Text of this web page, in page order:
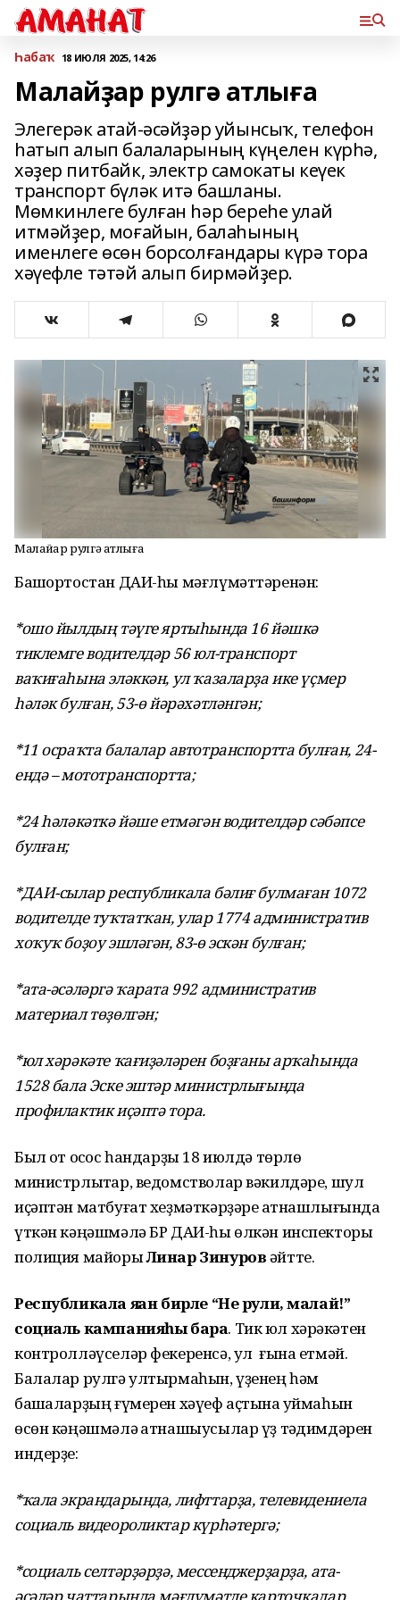
Һабаҡ 18 ИЮЛЯ 2025, 14:26
Малайҙар рулгә атлыға
Элегерәк атай-әсәйҙәр уйынсыҡ, телефон
һатып алып балаларының күңелен күрһә,
хәҙер питбайк, электр самокаты кеүек
транспорт бүләк итә башланы.
Мөмкинлеге булған һәр береһе улай
итмәйҙер, моғайын, балаһының
именлеге өсөн борсолғандары күрә тора
хәүефле тәтәй алып бирмәйҙер.
Малайҙар рулгә атлыға
Башҡортостан ДАИ-һы мәғлүмәттәренән:
*ошо йылдың тәүге яртыһында 16 йәшкә
тиклемге водителдәр 56 юл-транспорт
ваҡиғаһына эләккән, ул ҡазаларҙа ике үҫмер
һәләк булған, 53-ө йәрәхәтләнгән;
*11 осраҡта балалар автотранспортта булған, 24-
ендә – мототранспортта;
*24 һәләкәткә йәше етмәгән водителдәр сәбәпсе
булған;
*ДАИ-сылар республикала бәлиғ булмаған 1072
водителде туҡтатҡан, улар 1774 административ
хоҡуҡ боҙоу эшләгән, 83-ө эскән булған;
*ата-әсәләргә ҡарата 992 административ
материал төҙөлгән;
*юл хәрәкәте ҡағиҙәләрен боҙғаны арҡаһында
1528 бала Эске эштәр министрлығында
профилактик иҫәптә тора.
Был ҡот осҡос һандарҙы 18 июлдә төрлө
министрлыҡтар, ведомстволар вәкилдәре, шул
иҫәптән матбуғат хеҙмәткәрҙәре ҡатнашлығында
үткән кәңәшмәлә БР ДАИ-һы өлкән инспекторы
полиция майорыЛинар Зинуровәйтте.
Республикала яҙҙан бирле “Не рули, малай!”
социаль кампанияһы бара. Тик юл хәрәкәтен
контролләүселәр фекеренсә, ул ғына етмәй.
Балалар рулгә ултырмаһын, үҙенең һәм
башҡаларҙың ғүмерен хәүеф аҫтына ҡуймаһын
өсөн кәңәшмәлә ҡатнашыусылар үҙ тәҡдимдәрен
индерҙе:
*ҡала экрандарында, лифттарҙа, телевидениела
социаль видеороликтар күрһәтергә;
*социаль селтәрҙәрҙә, мессенджерҙарҙа, ата-